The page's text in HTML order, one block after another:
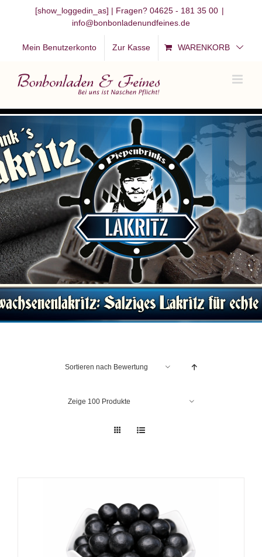
springen
[show_loggedin_as] | Fragen? 04625 - 181 35 00 |
info@bonbonladenundfeines.de
Mein Benutzerkonto Zur Kasse WARENKORB
Sortieren nach Bewertung
Zeige 100 Produkte